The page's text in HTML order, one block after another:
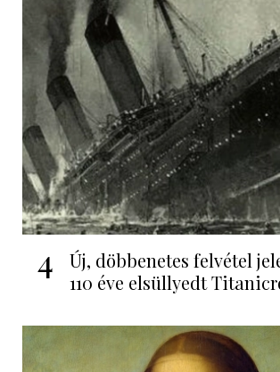
4
Új, döbbenetes felvétel
110 éve elsüllyedt